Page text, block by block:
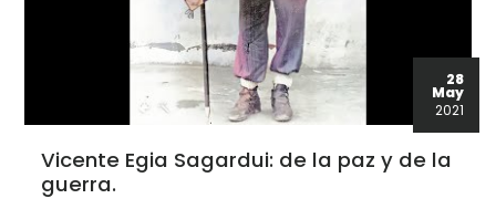
28
May
2021
Vicente Egia Sagardui: de la paz y de la
guerra.